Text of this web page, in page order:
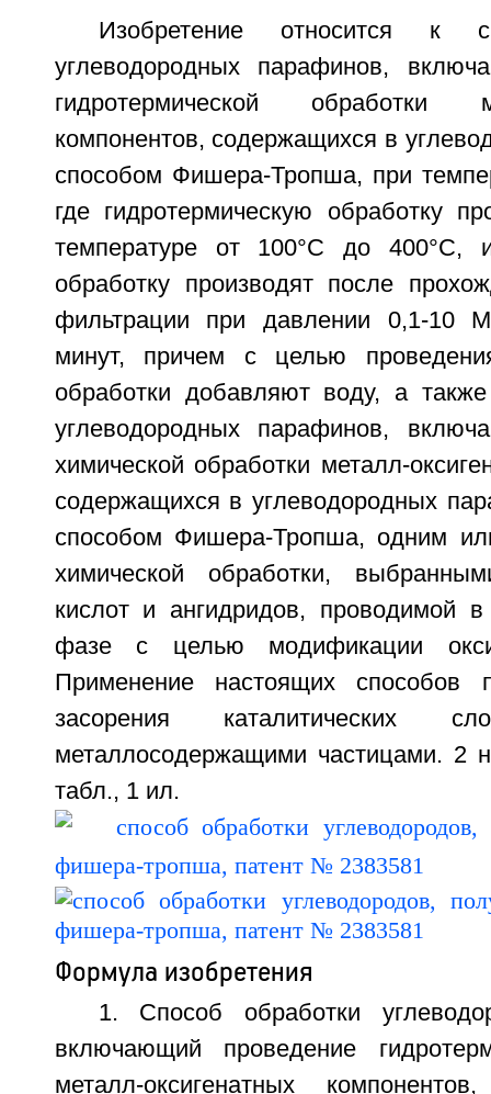
Изобретение относится к
углеводородных парафинов,
гидротермической обработки
компонентов, содержащихся в
способом Фишера-Тропша, при
где гидротермическую обработку
температуре от 100°С до 400°С, и
обработку производят после
фильтрации при давлении 0,1-10
минут, причем с целью
обработки добавляют воду, а
углеводородных парафинов,
химической обработки металл-
содержащихся в углеводородных
способом Фишера-Тропша, одним
химической обработки,
кислот и ангидридов, проводимой
фазе с целью модификации
Применение настоящих способов
засорения каталитических
металлосодержащими частицами.
табл., 1 ил.
Формула изобретения
1. Способ обработки
включающий проведение
металл-оксигенатных